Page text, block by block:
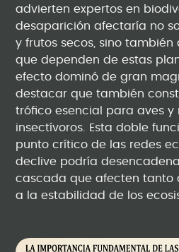
advierten expertos en
desaparición afectaría no
y frutos secos, sino
que dependen de estas
efecto dominó de gran
destacar que también
trófico esencial para aves y
insectívoros. Esta doble
punto crítico de las redes
declive podría
cascada que afecten tanto
a la estabilidad de los